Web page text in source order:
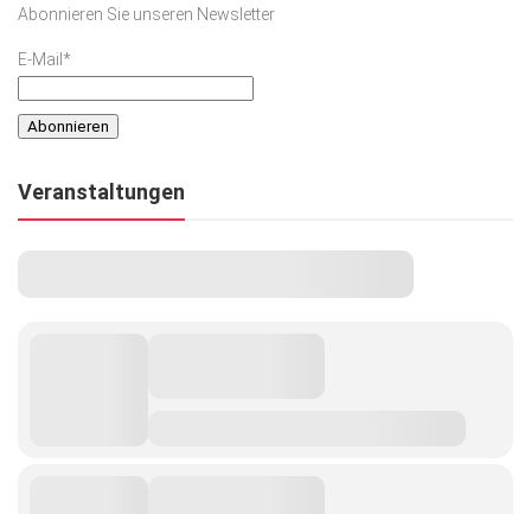
Lifestyle
Ausflug & Reise
Abonnieren Sie unseren Newsletter
E-Mail*
Veranstaltungen